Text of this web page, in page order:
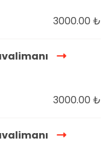
3000.00 ₺
3000.00 ₺